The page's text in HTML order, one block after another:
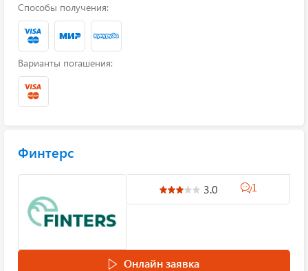
Способы получения:
Варианты погашения:
Финтерс
3.0 1
Онлайн заявка